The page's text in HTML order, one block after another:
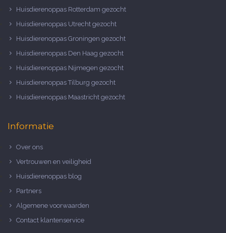
Huisdierenoppas Rotterdam gezocht
Huisdierenoppas Utrecht gezocht
Huisdierenoppas Groningen gezocht
Huisdierenoppas Den Haag gezocht
Huisdierenoppas Nijmegen gezocht
Huisdierenoppas Tilburg gezocht
Huisdierenoppas Maastricht gezocht
Informatie
Over ons
Vertrouwen en veiligheid
Huisdierenoppas blog
Partners
Algemene voorwaarden
Contact klantenservice